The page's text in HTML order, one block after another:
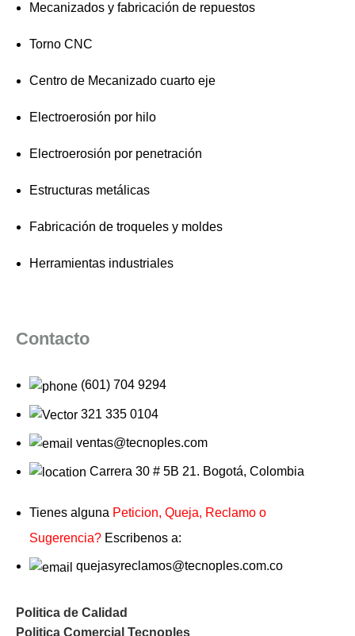
Mecanizados y fabricación de repuestos
Torno CNC
Centro de Mecanizado cuarto eje
Electroerosión por hilo
Electroerosión por penetración
Estructuras metálicas
Fabricación de troqueles y moldes
Herramientas industriales
Contacto
(601) 704 9294
321 335 0104
ventas@tecnoples.com
Carrera 30 # 5B 21. Bogotá, Colombia
Tienes alguna Peticion, Queja, Reclamo o
Sugerencia? Escribenos a:
quejasyreclamos@tecnoples.com.co
Politica de Calidad
Politica Comercial Tecnoples